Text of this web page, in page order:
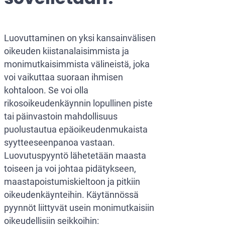
Luovuttaminen on yksi kansainvälisen
oikeuden kiistanalaisimmista ja
monimutkaisimmista välineistä, joka
voi vaikuttaa suoraan ihmisen
kohtaloon. Se voi olla
rikosoikeudenkäynnin lopullinen piste
tai päinvastoin mahdollisuus
puolustautua epäoikeudenmukaista
syytteeseenpanoa vastaan.
Luovutuspyyntö lähetetään maasta
toiseen ja voi johtaa pidätykseen,
maastapoistumiskieltoon ja pitkiin
oikeudenkäynteihin. Käytännössä
pyynnöt liittyvät usein monimutkaisiin
oikeudellisiin seikkoihin: